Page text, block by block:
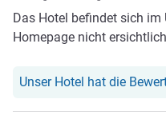
Das Hotel befindet sich
Homepage nicht
Unser Hotel hat die